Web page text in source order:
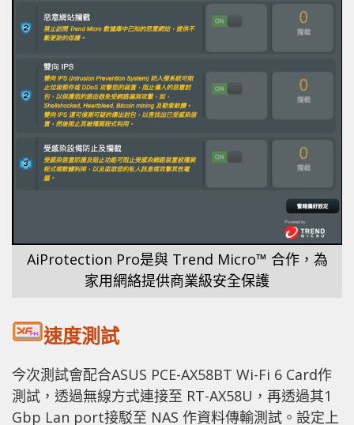
AiProtection Pro是與 Trend Micro™ 合作，為
家用網絡提供商業級安全保護
速度測試
今次測試會配合ASUS PCE-AX58BT Wi-Fi 6 Card作
測試，透過無線方式連接至 RT-AX58U，再透過其1
Gbp Lan port接駁至 NAS 作資料傳輸測試。設定上